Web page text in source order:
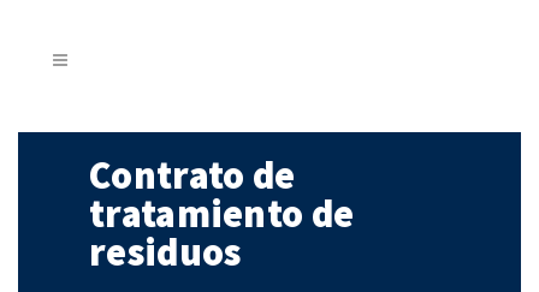
Contrato de
tratamiento de
residuos